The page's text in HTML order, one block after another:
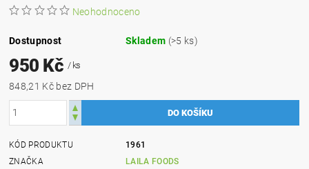
Neohodnoceno
Dostupnost Skladem (>5 ks)
950 Kč / ks
848,21 Kč bez DPH
KÓD PRODUKTU
1961
ZNAČKA
LAILA FOODS